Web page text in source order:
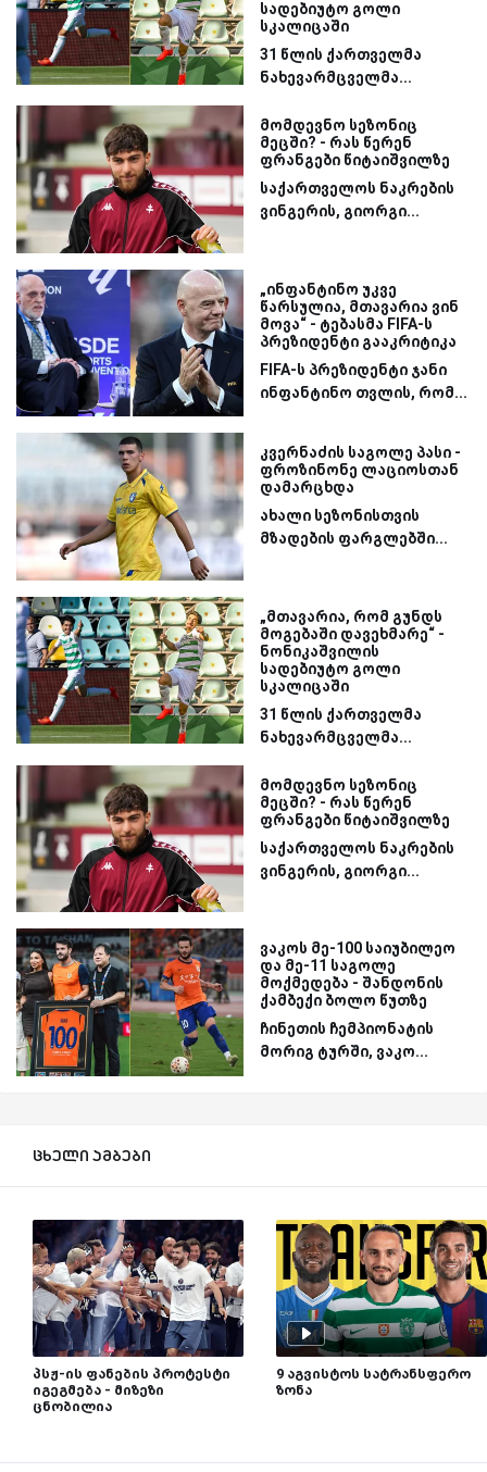
სადებიუტო გოლი
სკალიცაში
31 წლის ქართველმა
ნახევარმცველმა...
მომდევნო სეზონიც
მეცში? - რას წერენ
ფრანგები წიტაიშვილზე
საქართველოს ნაკრების
ვინგერის, გიორგი...
„ინფანტინო უკვე
წარსულია, მთავარია ვინ
მოვა“ - ტებასმა FIFA-ს
პრეზიდენტი გააკრიტიკა
FIFA-ს პრეზიდენტი ჯანი
ინფანტინო თვლის, რომ...
კვერნაძის საგოლე პასი -
ფროზინონე ლაციოსთან
დამარცხდა
ახალი სეზონისთვის
მზადების ფარგლებში...
„მთავარია, რომ გუნდს
მოგებაში დავეხმარე“ -
ნონიკაშვილის
სადებიუტო გოლი
სკალიცაში
31 წლის ქართველმა
ნახევარმცველმა...
მომდევნო სეზონიც
მეცში? - რას წერენ
ფრანგები წიტაიშვილზე
საქართველოს ნაკრების
ვინგერის, გიორგი...
ვაკოს მე-100 საიუბილეო
და მე-11 საგოლე
მოქმედება - შანდონის
ქამბექი ბოლო წუთზე
ჩინეთის ჩემპიონატის
მორიგ ტურში, ვაკო...
ცხელი ამბები
პსჟ-ის ფანების პროტესტი
იგეგმება - მიზეზი
ცნობილია
9 აგვისტოს სატრანსფერო
ზონა